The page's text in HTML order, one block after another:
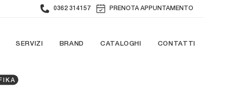
0362 314157 PRENOTA APPUNTAMENTO
SERVIZI BRAND CATALOGHI CONTATTI